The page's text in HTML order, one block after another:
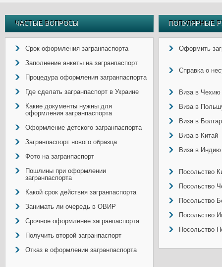
ЧАСТЫЕ ВОПРОСЫ
Срок оформления загранпаспорта
Заполнение анкеты на загранпаспорт
Процедура оформления загранпаспорта
Где сделать загранпаспорт в Украине
Какие документы нужны для
оформления загранпаспорта
Оформление детского загранпаспорта
Загранпаспорт нового образца
Фото на загранпаспорт
Пошлины при оформлении
загранпаспорта
Какой срок действия загранпаспорта
Занимать ли очередь в ОВИР
Срочное оформление загранпаспорта
Получить второй загранпаспорт
Отказ в оформлении загранпаспорта
ПОПУЛЯРНЫЕ
Оформить
Справка о
Виза в Чехию
Виза в
Виза в
Виза в Китай
Виза в Индию
Посольство
Посольство
Посольство
Посольство
Посольство